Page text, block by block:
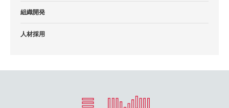
組織開発
人材採用